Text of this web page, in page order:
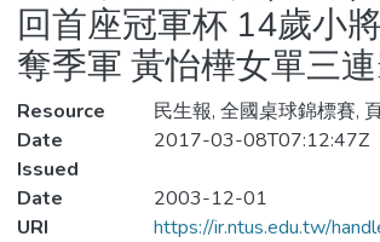
回首座冠軍杯 14歲小
奪季軍 黃怡樺女單三
Resource
民生報, 全國桌球錦標賽,
Date
Issued
2017-03-08T07:12:47Z
Date
2003-12-01
URI
https://ir.ntus.edu.tw/